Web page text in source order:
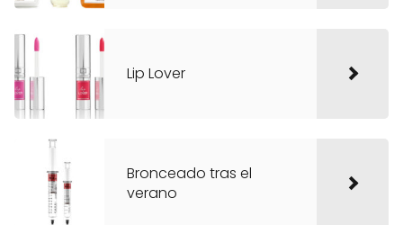
Lip Lover
Bronceado tras el
verano